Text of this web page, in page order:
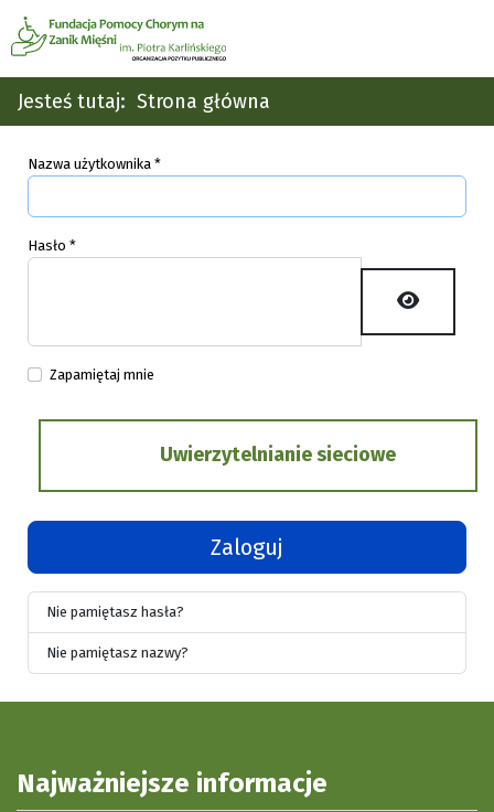
Jesteś tutaj: Strona główna
Nazwa użytkownika *
Hasło *
Pokaż
Zapamiętaj mnie
Uwierzytelnianie sieciowe
Zaloguj
Nie pamiętasz hasła?
Nie pamiętasz nazwy?
Najważniejsze informacje